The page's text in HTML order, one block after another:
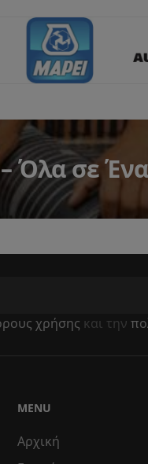
Όλα σε
χρήσης και την
MENU
Αρχική